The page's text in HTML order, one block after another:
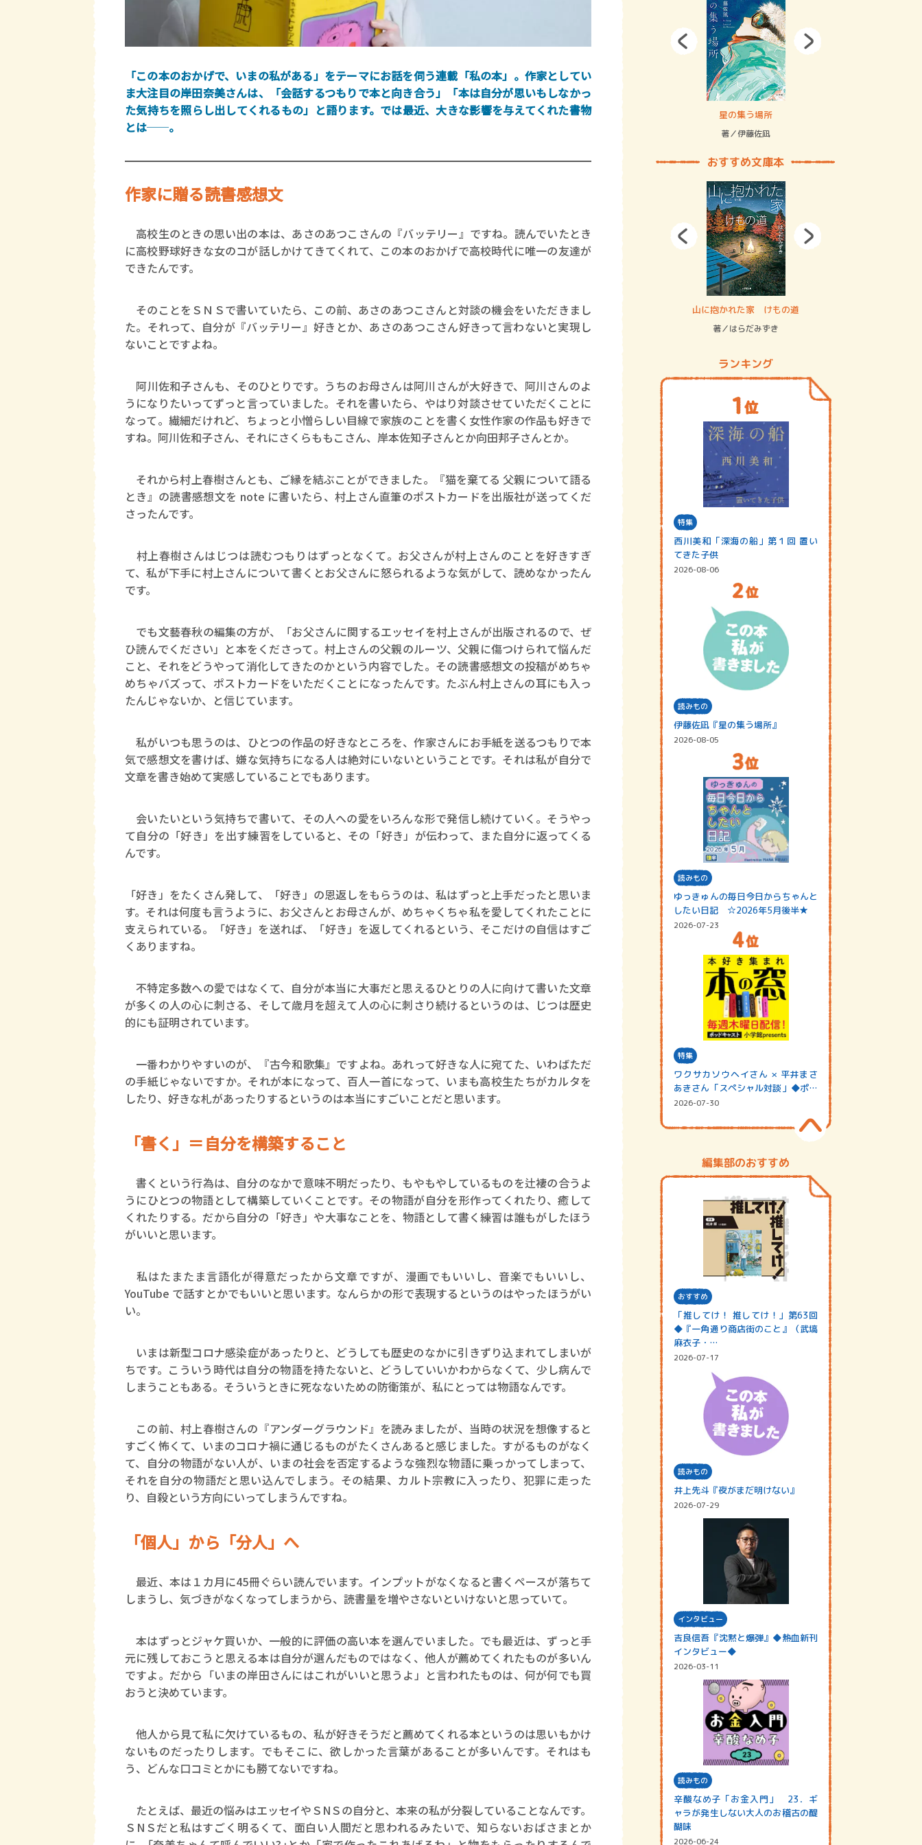
「この本のおかげで、いまの私がある」をテーマにお話を伺う連載「私の本」。作家としてい
ま大注目の岸田奈美さんは、「会話するつもりで本と向き合う」「本は自分が思いもしなかっ
た気持ちを照らし出してくれるもの」と語ります。では最近、大きな影響を与えてくれた書物
とは──。
作家に贈る読書感想文
高校生のときの思い出の本は、あさのあつこさんの『バッテリー』ですね。読んでいたとき
に高校野球好きな女のコが話しかけてきてくれて、この本のおかげで高校時代に唯一の友達が
できたんです。
そのことをＳＮＳで書いていたら、この前、あさのあつこさんと対談の機会をいただきまし
た。それって、自分が『バッテリー』好きとか、あさのあつこさん好きって言わないと実現し
ないことですよね。
阿川佐和子さんも、そのひとりです。うちのお母さんは阿川さんが大好きで、阿川さんのよ
うになりたいってずっと言っていました。それを書いたら、やはり対談させていただくことに
なって。繊細だけれど、ちょっと小憎らしい目線で家族のことを書く女性作家の作品も好きで
すね。阿川佐和子さん、それにさくらももこさん、岸本佐知子さんとか向田邦子さんとか。
それから村上春樹さんとも、ご縁を結ぶことができました。『猫を棄てる 父親について語る
とき』の読書感想文を note に書いたら、村上さん直筆のポストカードを出版社が送ってくだ
さったんです。
村上春樹さんはじつは読むつもりはずっとなくて。お父さんが村上さんのことを好きすぎ
て、私が下手に村上さんについて書くとお父さんに怒られるような気がして、読めなかったん
です。
でも文藝春秋の編集の方が、「お父さんに関するエッセイを村上さんが出版されるので、ぜ
ひ読んでください」と本をくださって。村上さんの父親のルーツ、父親に傷つけられて悩んだ
こと、それをどうやって消化してきたのかという内容でした。その読書感想文の投稿がめちゃ
めちゃバズって、ポストカードをいただくことになったんです。たぶん村上さんの耳にも入っ
たんじゃないか、と信じています。
私がいつも思うのは、ひとつの作品の好きなところを、作家さんにお手紙を送るつもりで本
気で感想文を書けば、嫌な気持ちになる人は絶対にいないということです。それは私が自分で
文章を書き始めて実感していることでもあります。
会いたいという気持ちで書いて、その人への愛をいろんな形で発信し続けていく。そうやっ
て自分の「好き」を出す練習をしていると、その「好き」が伝わって、また自分に返ってくる
んです。
「好き」をたくさん発して、「好き」の恩返しをもらうのは、私はずっと上手だったと思いま
す。それは何度も言うように、お父さんとお母さんが、めちゃくちゃ私を愛してくれたことに
支えられている。「好き」を送れば、「好き」を返してくれるという、そこだけの自信はすご
くありますね。
不特定多数への愛ではなくて、自分が本当に大事だと思えるひとりの人に向けて書いた文章
が多くの人の心に刺さる、そして歳月を超えて人の心に刺さり続けるというのは、じつは歴史
的にも証明されています。
一番わかりやすいのが、『古今和歌集』ですよね。あれって好きな人に宛てた、いわばただ
の手紙じゃないですか。それが本になって、百人一首になって、いまも高校生たちがカルタを
したり、好きな札があったりするというのは本当にすごいことだと思います。
「書く」＝自分を構築すること
書くという行為は、自分のなかで意味不明だったり、もやもやしているものを辻褄の合うよ
うにひとつの物語として構築していくことです。その物語が自分を形作ってくれたり、癒して
くれたりする。だから自分の「好き」や大事なことを、物語として書く練習は誰もがしたほう
がいいと思います。
私はたまたま言語化が得意だったから文章ですが、漫画でもいいし、音楽でもいいし、
YouTube で話すとかでもいいと思います。なんらかの形で表現するというのはやったほうがい
い。
いまは新型コロナ感染症があったりと、どうしても歴史のなかに引きずり込まれてしまいが
ちです。こういう時代は自分の物語を持たないと、どうしていいかわからなくて、少し病んで
しまうこともある。そういうときに死なないための防衛策が、私にとっては物語なんです。
この前、村上春樹さんの『アンダーグラウンド』を読みましたが、当時の状況を想像すると
すごく怖くて、いまのコロナ禍に通じるものがたくさんあると感じました。すがるものがなく
て、自分の物語がない人が、いまの社会を否定するような強烈な物語に乗っかってしまって、
それを自分の物語だと思い込んでしまう。その結果、カルト宗教に入ったり、犯罪に走った
り、自殺という方向にいってしまうんですね。
「個人」から「分人」へ
最近、本は１カ月に45冊ぐらい読んでいます。インプットがなくなると書くペースが落ちて
しまうし、気づきがなくなってしまうから、読書量を増やさないといけないと思っていて。
本はずっとジャケ買いか、一般的に評価の高い本を選んでいました。でも最近は、ずっと手
元に残しておこうと思える本は自分が選んだものではなく、他人が薦めてくれたものが多いん
ですよ。だから「いまの岸田さんにはこれがいいと思うよ」と言われたものは、何が何でも買
おうと決めています。
他人から見て私に欠けているもの、私が好きそうだと薦めてくれる本というのは思いもかけ
ないものだったりします。でもそこに、欲しかった言葉があることが多いんです。それはも
う、どんな口コミとかにも勝てないですね。
たとえば、最近の悩みはエッセイやＳNＳの自分と、本来の私が分裂していることなんです。
ＳNＳだと私はすごく明るくて、面白い人間だと思われるみたいで、知らないおばさまとか
賞金稼ぎスリーサム！ 二重拘束の… 星の集う場所
著／伊藤佐凪
おすすめ文庫本
ロボット・イン・ザ・システム
著／デボラ・イン…
山に抱かれた家 けもの道
著／はらだみずき
ランキング
特集
西川美和「深海の船」第１回 置い
てきた子供
2026-08-06
読みもの
伊藤佐凪『星の集う場所』
2026-08-05
読みもの
ゆっきゅんの毎日今日からちゃんと
したい日記 ☆2026年5月後半★
2026-07-23
特集
ワクサカソウヘイさん × 平井まさ
あきさん「スペシャル対談」◆ポッ
ドキャスト…
2026-07-30
編集部のおすすめ
おすすめ
「推してけ！ 推してけ！」第63回
◆『一角通り商店街のこと』（武塙
麻衣子・…
2026-07-17
読みもの
井上先斗『夜がまだ明けない』
2026-07-29
インタビュー
吉良信吾『沈黙と爆弾』◆熱血新刊
インタビュー◆
2026-03-11
読みもの
辛酸なめ子「お金入門」 23．ギ
ャラが発生しない大人のお稽古の醍
醐味
2026-06-24